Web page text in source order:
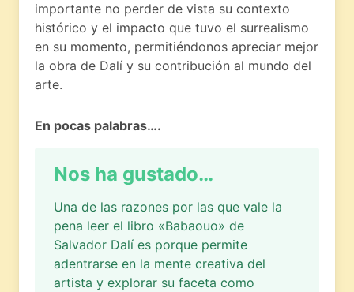
importante no perder de vista su contexto
histórico y el impacto que tuvo el surrealismo
en su momento, permitiéndonos apreciar mejor
la obra de Dalí y su contribución al mundo del
arte.
En pocas palabras….
Nos ha gustado…
Una de las razones por las que vale la
pena leer el libro «Babaouo» de
Salvador Dalí es porque permite
adentrarse en la mente creativa del
artista y explorar su faceta como